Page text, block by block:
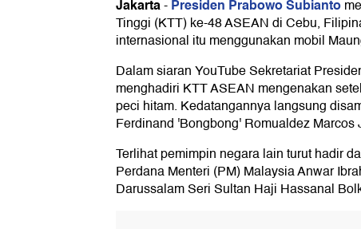
Jakarta-Presiden Prabowo Subianto
Tinggi (KTT) ke-48 ASEAN di Cebu,
internasional itu menggunakan mobil
Dalam siaran YouTube Sekretariat
menghadiri KTT ASEAN mengenakan
peci hitam. Kedatangannya langsung
Ferdinand 'Bongbong' Romualdez Marcos
Terlihat pemimpin negara lain turut hadir
Perdana Menteri (PM) Malaysia Anwar
Darussalam Seri Sultan Haji Hassanal